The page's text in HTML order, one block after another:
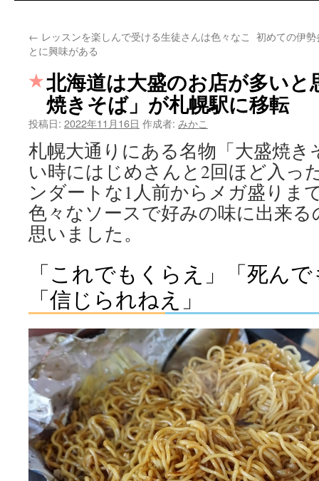
← レッスンを楽しんで受ける生徒さんは色々なこ
とに興味がある
初めての伊
北海道は大盛のお店が多いと
焼きそば」が札幌駅に移転
投稿日: 2022年11月16日 作成者: みかこ
札幌大通りにある名物「大盛焼き
い時にはじめさんと2回ほど入っ
ンダートな1人前からメガ盛りま
色々なソースで好みの味に出来
思いました。
「これでもくらえ」「死ん
「信じられねえ」